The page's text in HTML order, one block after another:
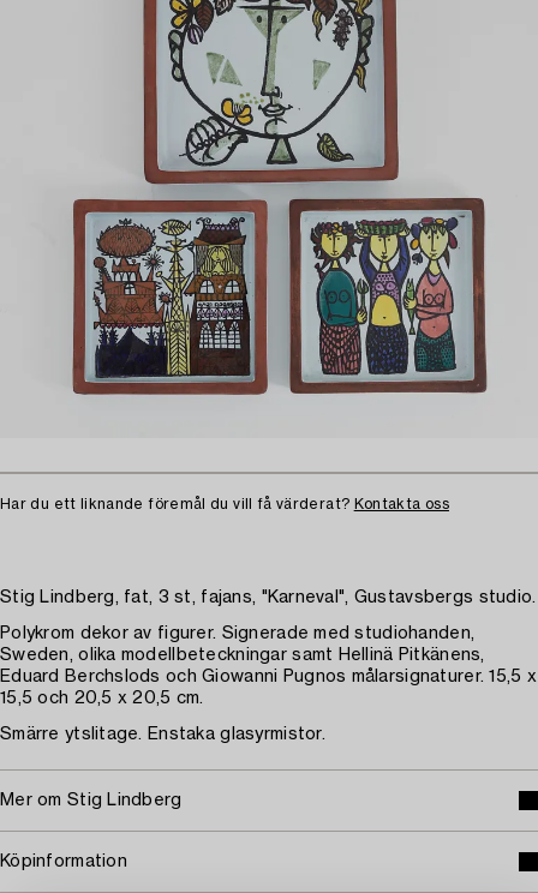
Har du ett liknande föremål du vill få värderat? Kontakta oss
Stig Lindberg, fat, 3 st, fajans, "Karneval", Gustavsbergs studio.
Polykrom dekor av figurer. Signerade med studiohanden,
Sweden, olika modellbeteckningar samt Hellinä Pitkänens,
Eduard Berchslods och Giowanni Pugnos målarsignaturer. 15,5 x
15,5 och 20,5 x 20,5 cm.
Smärre ytslitage. Enstaka glasyrmistor.
Mer om Stig Lindberg
Köpinformation